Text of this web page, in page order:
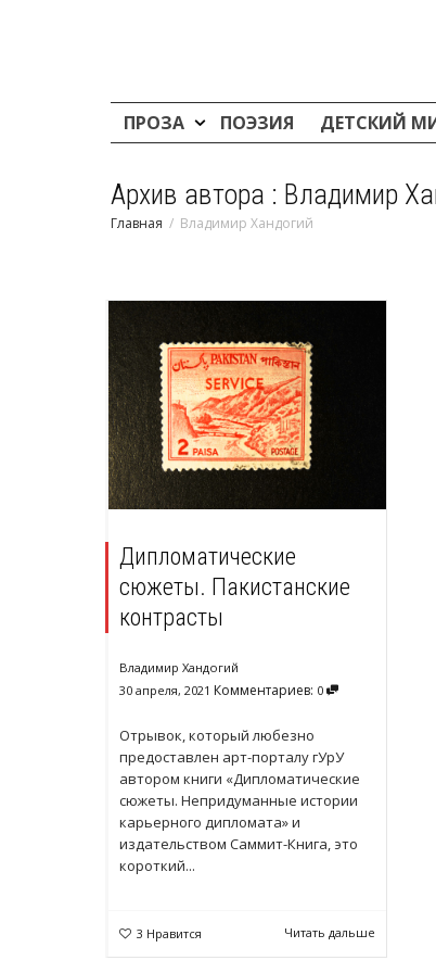
ПРОЗА ПОЭЗИЯ ДЕТСКИЙ
Архив автора : Владимир
Главная Владимир Хандогий
Дипломатические
сюжеты. Пакистанские
контрасты
Владимир Хандогий
30 апреля, 2021 Комментариев: 0
Отрывок, который любезно
предоставлен арт-порталу гУрУ
автором книги «Дипломатические
сюжеты. Непридуманные истории
карьерного дипломата» и
издательством Саммит-Книга, это
короткий...
3 Нравится Читать дальше